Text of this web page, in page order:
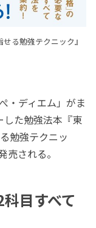
る勉強テクニック』
・ディエム」がま
した勉強法本『東
勉強テクニッ
される。
目すべて